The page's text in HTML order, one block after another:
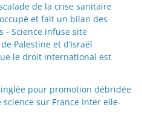
de la crise sanitaire
et fait un bilan des
- Science infuse site
Palestine et d’Israël
le droit international est
pour promotion débridée
sur France Inter elle-